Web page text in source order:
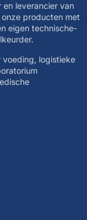
en leverancier van
producten met
eigen technische-
voeding, logistieke